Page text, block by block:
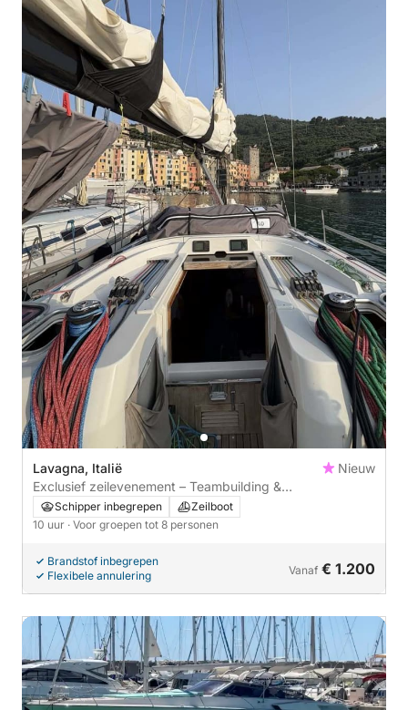
Lavagna, Italië
Nieuw
Exclusief zeilevenement – Teambuilding &
privéfeestbeleving
Schipper inbegrepen
Zeilboot
10 uur · Voor groepen tot 8 personen
Brandstof inbegrepen
Flexibele annulering
Vanaf € 1.200